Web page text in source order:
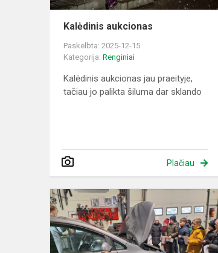
Kalėdinis aukcionas
Paskelbta: 2025-12-15
Kategorija: Renginiai
Kalėdinis aukcionas jau praeityje,
tačiau jo palikta šiluma dar sklando
Plačiau